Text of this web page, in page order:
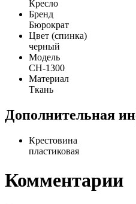
Кресло
Бренд
Бюрократ
Цвет (спинка)
черный
Модель
CH-1300
Материал
Ткань
Дополнительная
Крестовина
пластиковая
Комментарии